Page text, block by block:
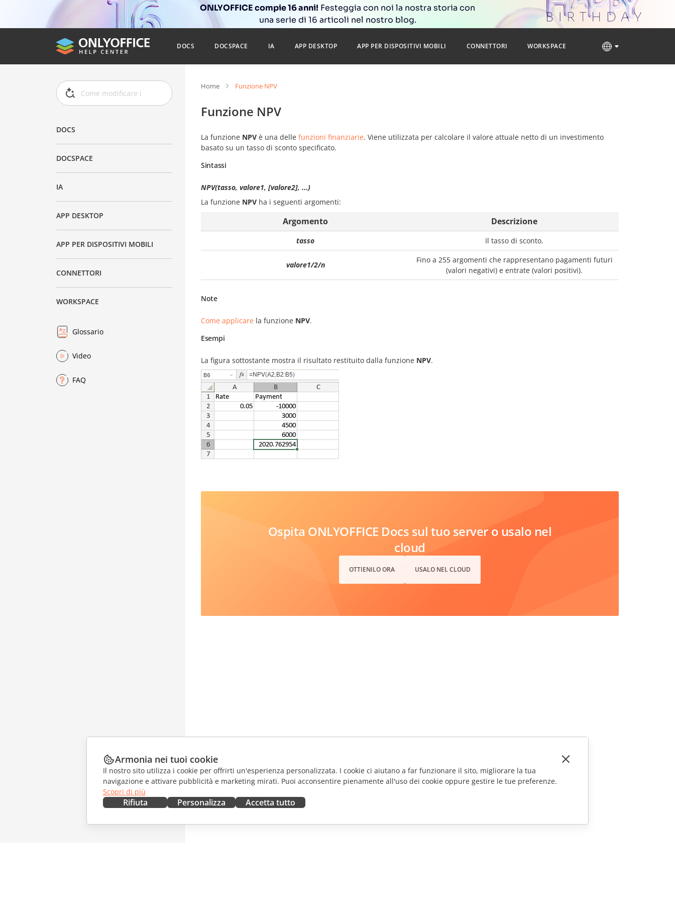
ONLYOFFICE compie 16 anni! Festeggia con noi la nostra storia con
una serie di 16 articoli nel nostro blog.
DOCS DOCSPACE IA APP DESKTOP APP PER DISPOSITIVI MOBILI CONNETTORI WORKSPACE
DOCS
DOCSPACE
IA
APP DESKTOP
APP PER DISPOSITIVI MOBILI
CONNETTORI
WORKSPACE
Glossario
Video
FAQ
Home Funzione NPV
Funzione NPV
La funzione NPV è una delle funzioni finanziarie. Viene utilizzata per calcolare il valore attuale netto di un investimento
basato su un tasso di sconto specificato.
Sintassi
NPV(tasso, valore1, [valore2], ...)
La funzione NPV ha i seguenti argomenti:
Argomento Descrizione
tasso Il tasso di sconto.
valore1/2/n
Fino a 255 argomenti che rappresentano pagamenti futuri
(valori negativi) e entrate (valori positivi).
Note
Come applicare la funzione NPV.
Esempi
La figura sottostante mostra il risultato restituito dalla funzione NPV.
Ospita ONLYOFFICE Docs sul tuo server o usalo nel
cloud
OTTIENILO ORA USALO NEL CLOUD
Armonia nei tuoi cookie
Il nostro sito utilizza i cookie per offrirti un'esperienza personalizzata. I cookie ci aiutano a far funzionare il sito, migliorare la tua
navigazione e attivare pubblicità e marketing mirati. Puoi acconsentire pienamente all'uso dei cookie oppure gestire le tue preferenze.
Scopri di più
Rifiuta Personalizza Accetta tutto